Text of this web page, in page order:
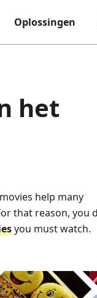
Oplossingen
het
help many
that reason, you
you must watch.